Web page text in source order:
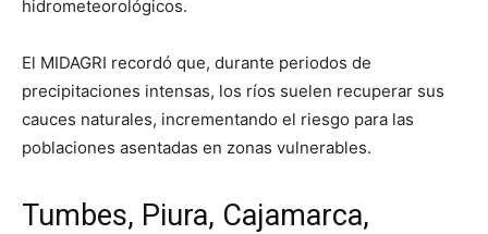
hidrometeorológicos.
El MIDAGRI recordó que, durante periodos de
precipitaciones intensas, los ríos suelen recuperar sus
cauces naturales, incrementando el riesgo para las
poblaciones asentadas en zonas vulnerables.
Tumbes, Piura, Cajamarca,